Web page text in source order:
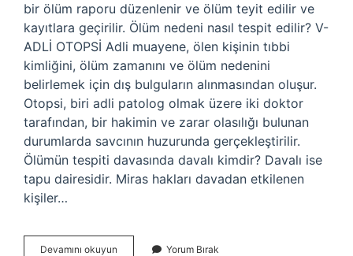
bir ölüm raporu düzenlenir ve ölüm teyit edilir ve
kayıtlara geçirilir. Ölüm nedeni nasıl tespit edilir? V-
ADLİ OTOPSİ Adli muayene, ölen kişinin tıbbi
kimliğini, ölüm zamanını ve ölüm nedenini
belirlemek için dış bulguların alınmasından oluşur.
Otopsi, biri adli patolog olmak üzere iki doktor
tarafından, bir hakimin ve zarar olasılığı bulunan
durumlarda savcının huzurunda gerçekleştirilir.
Ölümün tespiti davasında davalı kimdir? Davalı ise
tapu dairesidir. Miras hakları davadan etkilenen
kişiler…
Devamını okuyun Yorum Bırak